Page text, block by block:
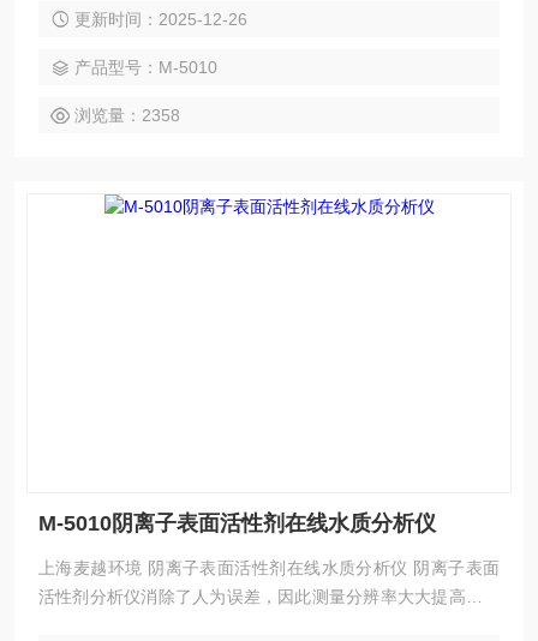
测定。更新时间：2025-12-26
产品型号：M-5010
浏览量：2358
M-5010阴离子表面活性剂在线水质分析仪
上海麦越环境 阴离子表面活性剂在线水质分析仪 阴离子表面
活性剂分析仪消除了人为误差，因此测量分辨率大大提高。在